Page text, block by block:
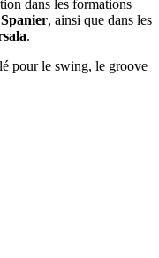
dans les formations
, ainsi que dans les
.
pour le swing, le groove